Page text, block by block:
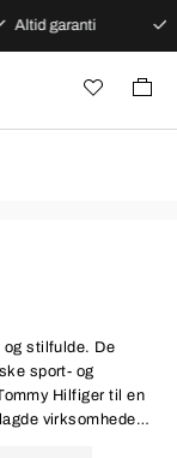
Hurtig
og stilfulde. De
sport- og
Hilfiger til en
virksomheden